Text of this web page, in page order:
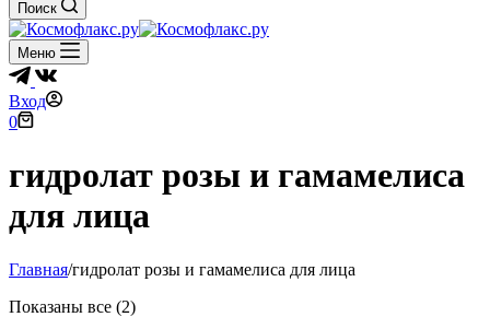
Поиск
Меню
Вход
Корзина
0
гидролат розы и гамамелиса
для лица
Главная/гидролат розы и гамамелиса для лица
Показаны все (2)Сортировка: